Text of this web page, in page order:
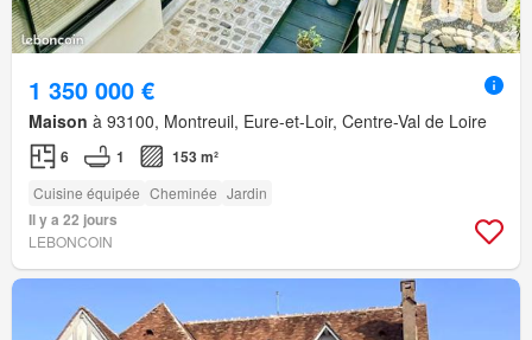
1 350 000 €
Maison à 93100, Montreuil, Eure-et-Loir, Centre-Val de Loire
6 1 153 m²
Cuisine équipée Cheminée Jardin
Il y a 22 jours
LEBONCOIN